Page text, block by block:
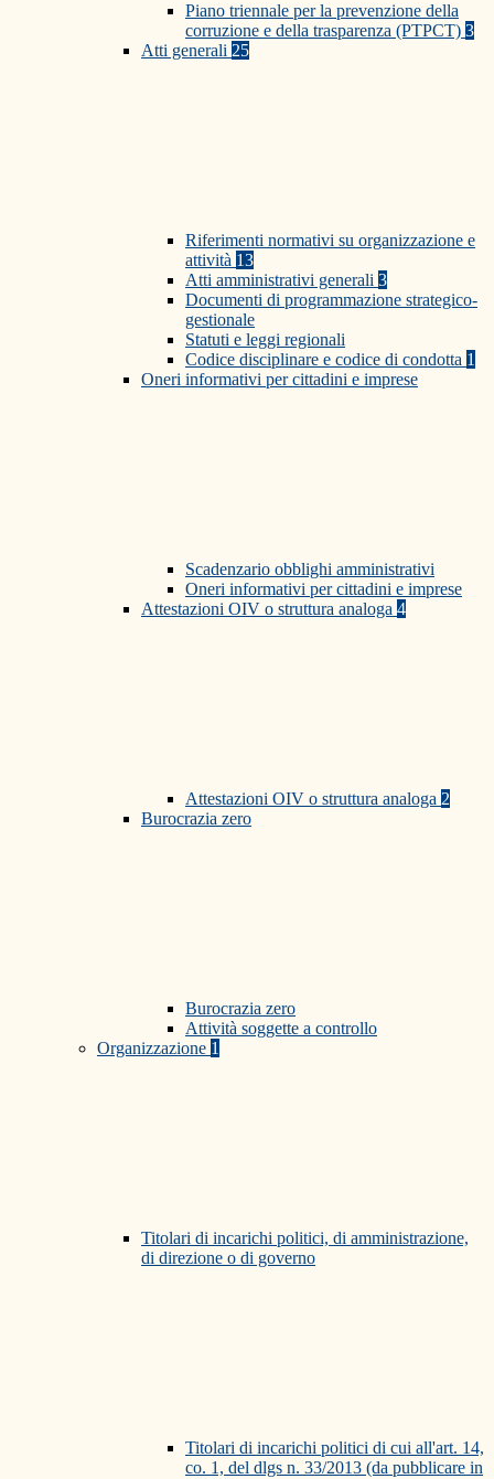
Piano triennale per la prevenzione della
corruzione e della trasparenza (PTPCT) 3
Atti generali 25
Riferimenti normativi su organizzazione e
attività 13
Atti amministrativi generali 3
Documenti di programmazione strategico-
gestionale
Statuti e leggi regionali
Codice disciplinare e codice di condotta 1
Oneri informativi per cittadini e imprese
Scadenzario obblighi amministrativi
Oneri informativi per cittadini e imprese
Attestazioni OIV o struttura analoga 4
Attestazioni OIV o struttura analoga 2
Burocrazia zero
Burocrazia zero
Attività soggette a controllo
Organizzazione 1
Titolari di incarichi politici, di amministrazione,
di direzione o di governo
Titolari di incarichi politici di cui all'art. 14,
co. 1, del dlgs n. 33/2013 (da pubblicare in